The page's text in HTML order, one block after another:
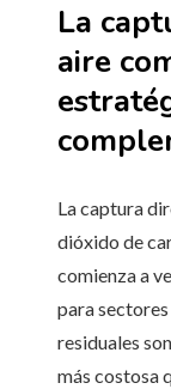
La
aire
La captura
dióxido de
comienza a
para
residuales
más costosa